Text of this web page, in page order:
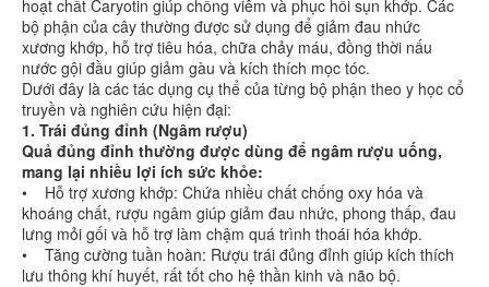
hoạt chất Caryotin giúp chống viêm và phục hồi sụn khớp. Các
bộ phận của cây thường được sử dụng để giảm đau nhức
xương khớp, hỗ trợ tiêu hóa, chữa chảy máu, đồng thời nấu
nước gội đầu giúp giảm gàu và kích thích mọc tóc.
Dưới đây là các tác dụng cụ thể của từng bộ phận theo y học cổ
truyền và nghiên cứu hiện đại:
1. Trái đủng đỉnh (Ngâm rượu)
Quả đủng đỉnh thường được dùng để ngâm rượu uống,
mang lại nhiều lợi ích sức khỏe:
• Hỗ trợ xương khớp: Chứa nhiều chất chống oxy hóa và
khoáng chất, rượu ngâm giúp giảm đau nhức, phong thấp, đau
lưng mỏi gối và hỗ trợ làm chậm quá trình thoái hóa khớp.
• Tăng cường tuần hoàn: Rượu trái đủng đỉnh giúp kích thích
lưu thông khí huyết, rất tốt cho hệ thần kinh và não bộ.